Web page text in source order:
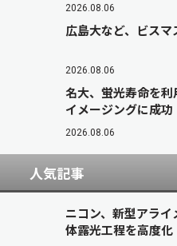
2026.08.06
広島大など、ビス
2026.08.06
名大、蛍光寿命を
イメージングに成功
2026.08.06
人気記事
ニコン、新型アラ
体露光工程を高度化